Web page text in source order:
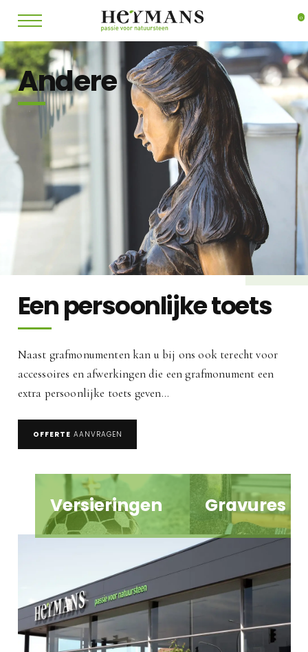
0
Andere
Een persoonlijke toets
Naast grafmonumenten kan u bij ons ook terecht voor
accessoires en afwerkingen die een grafmonument een
extra persoonlijke toets geven…
OFFERTE AANVRAGEN
Versieringen Gravures